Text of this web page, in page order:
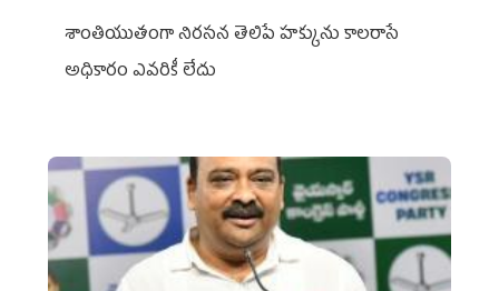
శాంతియుతంగా నిరసన తెలిపే హక్కును కాలరాసే
అధికారం ఎవరికీ లేదు